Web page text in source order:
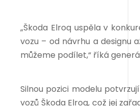
„Škoda Elroq uspěla v
vozu – od návrhu a designu
můžeme podílet,“ říká
Silnou pozici modelu
vozů Škoda Elroq, což jej